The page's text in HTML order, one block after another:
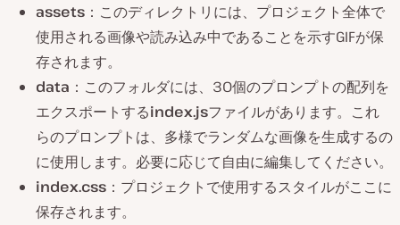
assets ：このディレクトリには、プロジェクト全体で
使用される画像や読み込み中であることを示すGIFが保
存されます。
data ：このフォルダには、30個のプロンプトの配列を
エクスポートするindex.jsファイルがあります。これ
らのプロンプトは、多様でランダムな画像を生成するの
に使用します。必要に応じて自由に編集してください。
index.css ：プロジェクトで使用するスタイルがここに
保存されます。